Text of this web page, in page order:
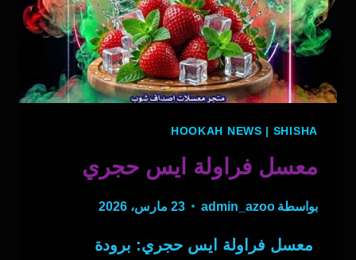
HOOKAH NEWS | SHISHA
معسل فراولة ايس حجري
بواسطة admin_azoo 23 مارس، 2026
معسل فراولة ايس حجري: برودة